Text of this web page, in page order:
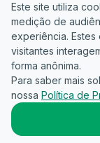
Guia do
Candidato
Este site utiliza
medição de
experiência.
visitantes
forma anônima.
Para saber mais
nossa Política de